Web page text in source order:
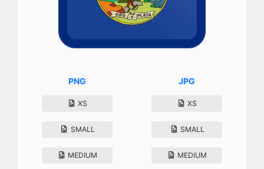
PNG
XS
SMALL
MEDIUM
JPG
XS
SMALL
MEDIUM